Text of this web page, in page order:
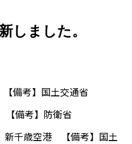
しました。
備考】国土交通省
【備考】防衛省
新千歳空港 【備考】国土